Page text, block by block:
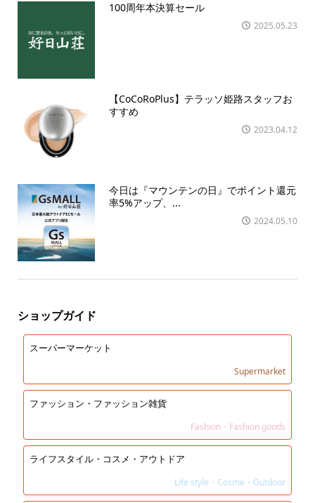
100周年本決算セール
2025.05.23
【CoCoRoPlus】テラッソ姫路スタッフお
すすめ
2023.04.12
今日は『マウンテンの日』でポイント還元
率5%アップ、...
2024.05.10
ショップガイド
スーパーマーケット
Supermarket
ファッション・ファッション雑貨
Fashion・Fashion goods
ライフスタイル・コスメ・アウトドア
Life style・Cosme・Outdoor